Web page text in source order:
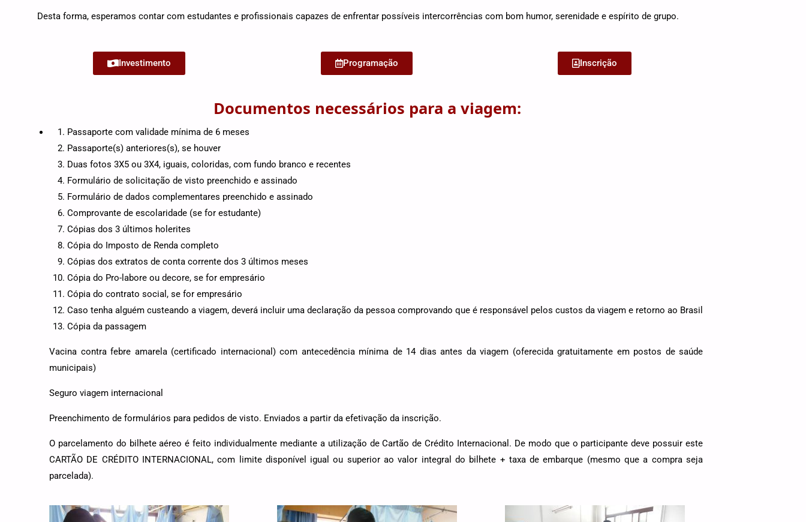
Desta forma, esperamos contar com estudantes e profissionais capazes de enfrentar possíveis intercorrências com bom humor, serenidade e espírito de grupo.
Investimento Programação Inscrição
Documentos necessários para a viagem:
Passaporte com validade mínima de 6 meses
Passaporte(s) anteriores(s), se houver
Duas fotos 3X5 ou 3X4, iguais, coloridas, com fundo branco e recentes
Formulário de solicitação de visto preenchido e assinado
Formulário de dados complementares preenchido e assinado
Comprovante de escolaridade (se for estudante)
Cópias dos 3 últimos holerites
Cópia do Imposto de Renda completo
Cópias dos extratos de conta corrente dos 3 últimos meses
Cópia do Pro-labore ou decore, se for empresário
Cópia do contrato social, se for empresário
Caso tenha alguém custeando a viagem, deverá incluir uma declaração da pessoa comprovando que é responsável pelos custos da viagem e retorno ao Brasil
Cópia da passagem
Vacina contra febre amarela (certificado internacional) com antecedência mínima de 14 dias antes da viagem (oferecida gratuitamente em postos de saúde
municipais)
Seguro viagem internacional
Preenchimento de formulários para pedidos de visto. Enviados a partir da efetivação da inscrição.
O parcelamento do bilhete aéreo é feito individualmente mediante a utilização de Cartão de Crédito Internacional. De modo que o participante deve possuir este
CARTÃO DE CRÉDITO INTERNACIONAL, com limite disponível igual ou superior ao valor integral do bilhete + taxa de embarque (mesmo que a compra seja
parcelada).